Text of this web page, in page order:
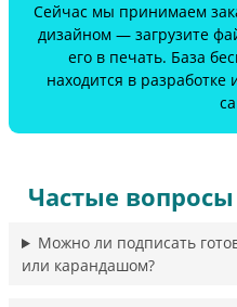
Сейчас мы принимаем
дизайном — загрузите
его в печать. База
находится в разработке
Частые
Можно ли подписать
или карандашом?